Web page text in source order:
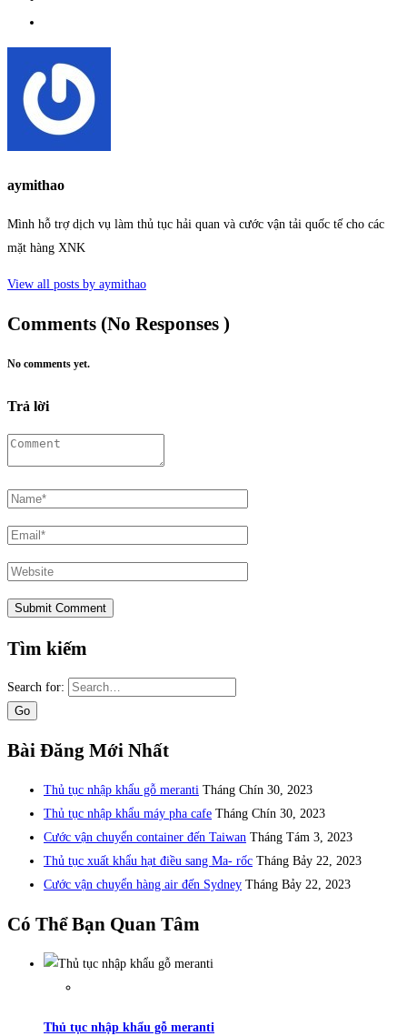
aymithao
Mình hỗ trợ dịch vụ làm thủ tục hải quan và cước vận tải quốc tế cho các
mặt hàng XNK
View all posts by aymithao
Comments (No Responses )
No comments yet.
Trả lời
Tìm kiếm
Search for:
Bài Đăng Mới Nhất
Thủ tục nhập khẩu gỗ meranti Tháng Chín 30, 2023
Thủ tục nhập khẩu máy pha cafe Tháng Chín 30, 2023
Cước vận chuyển container đến Taiwan Tháng Tám 3, 2023
Thủ tục xuất khẩu hạt điều sang Ma- rốc Tháng Bảy 22, 2023
Cước vận chuyển hàng air đến Sydney Tháng Bảy 22, 2023
Có Thể Bạn Quan Tâm
Thủ tục nhập khẩu gỗ meranti